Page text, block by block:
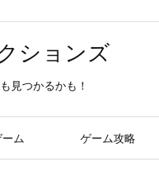
ションズ
見つかるかも！
ム ゲーム攻略